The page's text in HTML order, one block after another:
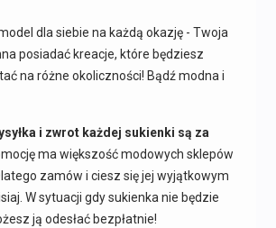
dla siebie na każdą okazję - Twoja
posiadać kreacje, które będziesz
na różne okoliczności! Bądź modna i
i zwrot każdej sukienki są za
ma większość modowych sklepów
zamów i ciesz się jej wyjątkowym
W sytuacji gdy sukienka nie będzie
ją odesłać bezpłatnie!